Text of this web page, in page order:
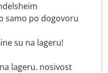
samo po dogovoru
su na lageru!
lageru. nosivost